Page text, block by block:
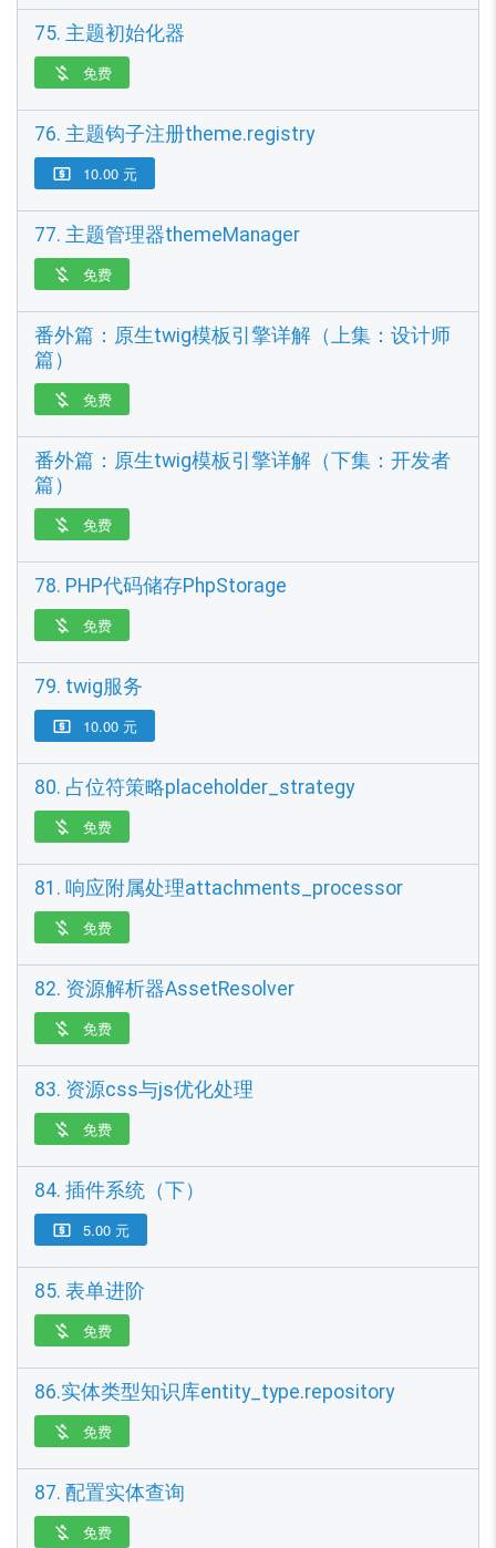
75. 主题初始化器
 免费
76. 主题钩子注册theme.registry
 10.00 元
77. 主题管理器themeManager
 免费
番外篇：原生twig模板引擎详解（上集：设计师
篇）
 免费
番外篇：原生twig模板引擎详解（下集：开发者
篇）
 免费
78. PHP代码储存PhpStorage
 免费
79. twig服务
 10.00 元
80. 占位符策略placeholder_strategy
 免费
81. 响应附属处理attachments_processor
 免费
82. 资源解析器AssetResolver
 免费
83. 资源css与js优化处理
 免费
84. 插件系统（下）
 5.00 元
85. 表单进阶
 免费
86.实体类型知识库entity_type.repository
 免费
87. 配置实体查询
 免费